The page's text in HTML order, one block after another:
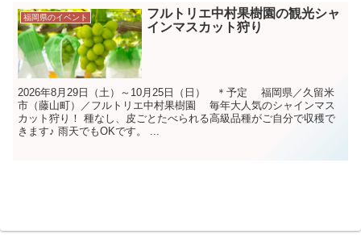
福岡県のイベント
フルトリエ中村果樹園の観光シャ
インマスカット狩り
2026年8月29日（土）～10月25日（日） ＊予定 福岡県／久留米
市（藤山町）／フルトリエ中村果樹園 毎年大人気のシャインマス
カット狩り！ 種なし、皮ごとたべられる高級品種がご自分で収穫で
きます♪ 雨天でもOKです。 ...